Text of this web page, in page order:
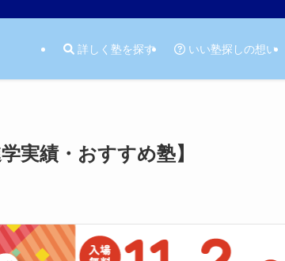
詳しく塾を探す いい塾探しの想い
実績・おすすめ塾】